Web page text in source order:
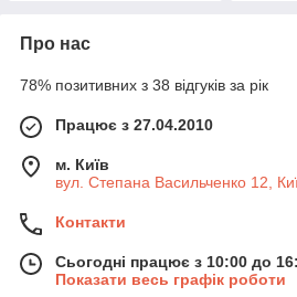
Про нас
78% позитивних з 38 відгуків за рік
Працює з 27.04.2010
м. Київ
вул. Степана Васильченко 12,
Контакти
Сьогодні працює з 10:00 до
Показати весь графік роботи